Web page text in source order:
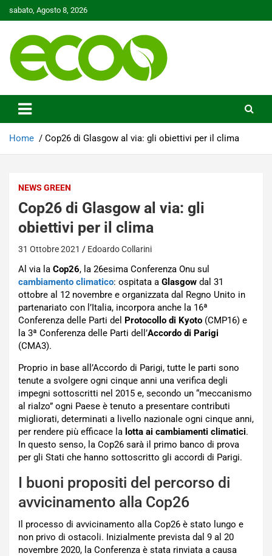
to
sabato, Agosto 8, 2026
Ecoo.it
Home Cop26 di Glasgow al via: gli obiettivi per il clima
NEWS GREEN
Cop26 di Glasgow al via: gli
obiettivi per il clima
31 Ottobre 2021 Edoardo Collarini
Al via la Cop26, la 26esima Conferenza Onu sul
cambiamento climatico: ospitata a Glasgow dal 31
ottobre al 12 novembre e organizzata dal Regno Unito in
partenariato con l’Italia, incorpora anche la 16ª
Conferenza delle Parti del Protocollo di Kyoto (CMP16) e
la 3ª Conferenza delle Parti dell’Accordo di Parigi
(CMA3).
Proprio in base all’Accordo di Parigi, tutte le parti sono
tenute a svolgere ogni cinque anni una verifica degli
impegni sottoscritti nel 2015 e, secondo un “meccanismo
al rialzo” ogni Paese è tenuto a presentare contributi
migliorati, determinati a livello nazionale ogni cinque anni,
per rendere più efficace la lotta ai cambiamenti climatici.
In questo senso, la Cop26 sarà il primo banco di prova
per gli Stati che hanno sottoscritto gli accordi di Parigi.
I buoni propositi del percorso di
avvicinamento alla Cop26
Il processo di avvicinamento alla Cop26 è stato lungo e
non privo di ostacoli. Inizialmente prevista dal 9 al 20
novembre 2020, la Conferenza è stata rinviata a causa